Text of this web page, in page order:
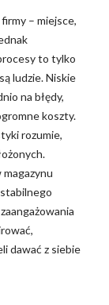
– miejsce,
to tylko
ludzie. Niskie
na błędy,
koszty.
rozumie,
dawać z siebie